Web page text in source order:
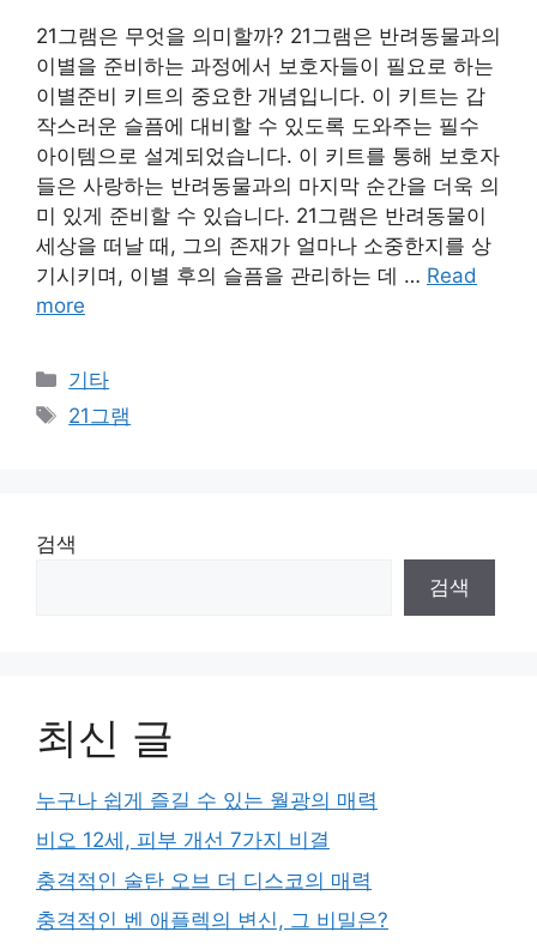
21그램은 무엇을 의미할까? 21그램은 반려동물과의
이별을 준비하는 과정에서 보호자들이 필요로 하는
이별준비 키트의 중요한 개념입니다. 이 키트는 갑
작스러운 슬픔에 대비할 수 있도록 도와주는 필수
아이템으로 설계되었습니다. 이 키트를 통해 보호자
들은 사랑하는 반려동물과의 마지막 순간을 더욱 의
미 있게 준비할 수 있습니다. 21그램은 반려동물이
세상을 떠날 때, 그의 존재가 얼마나 소중한지를 상
기시키며, 이별 후의 슬픔을 관리하는 데 … Read
more
Categories
기타
Tags
21그램
검색
검색
최신 글
누구나 쉽게 즐길 수 있는 월광의 매력
비오 12세, 피부 개선 7가지 비결
충격적인 술탄 오브 더 디스코의 매력
충격적인 벤 애플렉의 변신, 그 비밀은?